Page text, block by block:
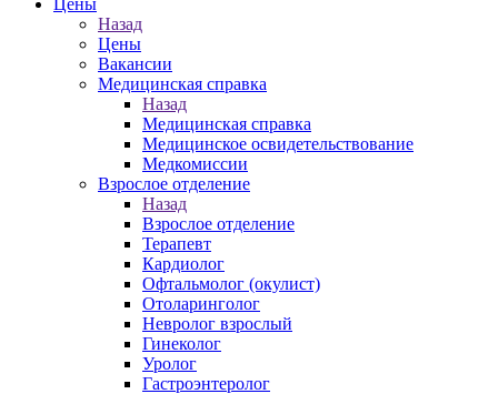
Цены
Назад
Цены
Вакансии
Медицинская справка
Назад
Медицинская справка
Ме­дицин­ское ос­ви­детель­ство­вание
Медкомиссии
Взрослое отделение
Назад
Взрослое отделение
Терапевт
Кардиолог
Офтальмолог (окулист)
Отоларинголог
Невролог взрослый
Гинеколог
Уролог
Гастроэнтеролог